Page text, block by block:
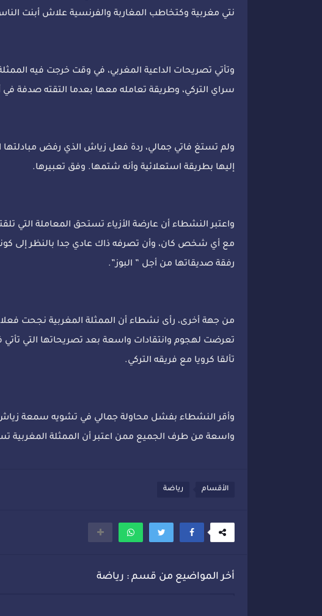
نتي مغربية وكتخاطب المغاربة والفرنسية علاش أبنت
وتأتي تصريحات الداعية المغربي، في وقت خرجت فيه
سراي التركي، وطريقة تعامله معها بعدما التقته صدفة في
ولم تستغ فاتي جمالي، ردة فعل زياش الذي رفض مبادلتها
إليها بطريقة استعلائية وأنه شتمها. وفق تعبيرها.
واعتبر النشطاء أن عارضة الأزياء تستحق المعاملة التي
مع أي شخص كان، وأن تصرفه ذاك عادي جدا بالنظر إلى
رفقة صديقاتها من أجل ” البوز”.
من جهة أخرى، رأى نشطاء أن الممثلة المغربية نجحت
تعرضت لهجوم وانتقادات واسعة بعد تصريحاتها التي
تألقا كرويا مع فريقه التركي.
وأقر النشطاء بفشل محاولة جمالي في تشويه سمعة
واسعة من طرف الجميع ممن اعتبر أن الممثلة المغربية
الأقسام رياضة
أخر المواضيع من قسم : رياضة